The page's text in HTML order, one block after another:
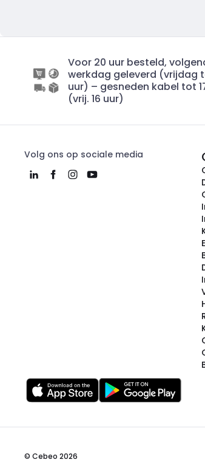
Voor 20 uur besteld,
werkdag geleverd (vrijdag
uur) – gesneden kabel tot
(vrij. 16 uur)
Volg ons op sociale media
© Cebeo 2026